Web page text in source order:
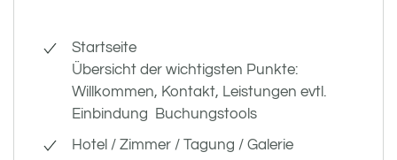
Startseite
Übersicht der wichtigsten Punkte:
Willkommen, Kontakt, Leistungen evtl.
Einbindung Buchungstools
Hotel / Zimmer / Tagung / Galerie